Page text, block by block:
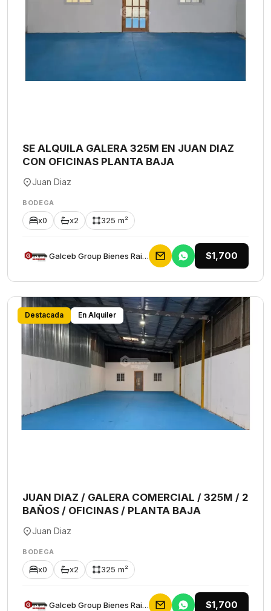
SE ALQUILA GALERA 325M EN JUAN DIAZ
CON OFICINAS PLANTA BAJA
Juan Diaz
BODEGA
x0 x2 325 m²
Galceb Group Bienes Raices $1,700
Destacada En Alquiler
JUAN DIAZ / GALERA COMERCIAL / 325M / 2
BAÑOS / OFICINAS / PLANTA BAJA
Juan Diaz
BODEGA
x0 x2 325 m²
Galceb Group Bienes Raices $1,700